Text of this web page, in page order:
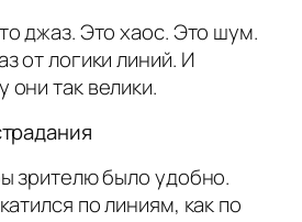
джаз. Это хаос. Это шум.
от логики линий. И
так велики.
зрителю было удобно.
по линиям, как по